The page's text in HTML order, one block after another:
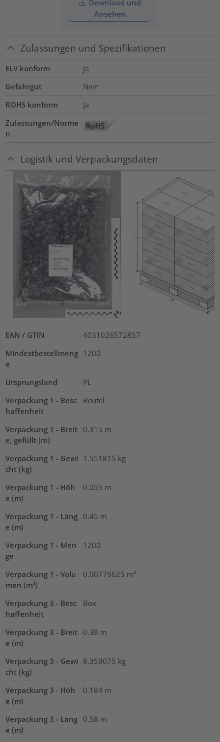
Download und
Ansehen
Zulassungen und Spezifikationen
ELV konform
Ja
Gefahrgut
Nein
ROHS konform
Ja
Zulassungen/Norme
n
Logistik und Verpackungsdaten
EAN / GTIN
4031026572857
Mindestbestellmeng
e
1200
Ursprungsland
PL
Verpackung 1 - Besc
haffenheit
Beutel
Verpackung 1 - Breit
e, gefüllt (m)
0.315 m
Verpackung 1 - Gewi
cht (kg)
1.551815 kg
Verpackung 1 - Höh
e (m)
0.055 m
Verpackung 1 - Läng
e (m)
0.45 m
Verpackung 1 - Men
ge
1200
Verpackung 1 - Volu
men (m³)
0.00779625 m³
Verpackung 3 - Besc
haffenheit
Box
Verpackung 3 - Breit
e (m)
0.38 m
Verpackung 3 - Gewi
cht (kg)
8.359075 kg
Verpackung 3 - Höh
e (m)
0.184 m
Verpackung 3 - Läng
e (m)
0.58 m